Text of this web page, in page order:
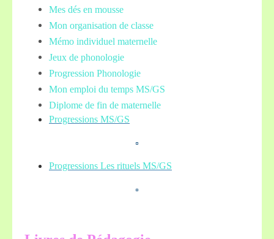
Mes dés en mousse
Mon organisation de classe
Mémo individuel maternelle
Jeux de phonologie
Progression Phonologie
Mon emploi du temps MS/GS
Diplome de fin de maternelle
Progressions MS/GS
Progressions Les rituels MS/GS